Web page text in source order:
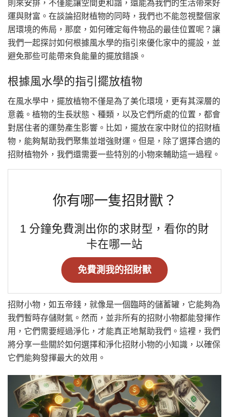
則來安排，不僅能讓空間更和諧，還能為我們的生活帶來好
運與財富。在談論招財植物的同時，我們也不能忽視整個家
居環境的佈局，那麼，如何確定每件物品的最佳位置呢？讓
我們一起探討如何根據風水學的指引來優化家中的擺設，並
避免那些可能帶來負能量的擺放錯誤。
根據風水學的指引擺放植物
在風水學中，擺放植物不僅是為了美化環境，更有其深層的
意義。植物的生長狀態、種類，以及它們所處的位置，都會
對居住者的運勢產生影響。比如，擺放在家中財位的招財植
物，能夠幫助我們聚集並增強財運。但是，除了選擇合適的
招財植物外，我們還需要一些特別的小物來輔助這一過程。
你有哪一隻招財獸？
1 分鐘免費測出你的求財型，看你的財
卡在哪一站
免費測我的招財獸
招財小物，如五帝錢，就像是一個臨時的儲蓄罐，它能夠為
我們暫時存儲財氣。然而，並非所有的招財小物都能發揮作
用，它們需要經過淨化，才能真正地幫助我們。這裡，我們
將分享一些關於如何選擇和淨化招財小物的小知識，以確保
它們能夠發揮最大的效用。